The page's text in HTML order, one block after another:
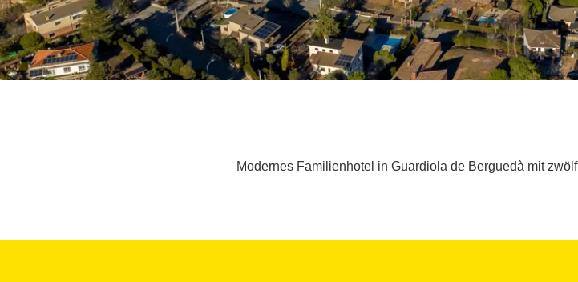
Modernes Familienhotel in Guardiola de Berguedà mit